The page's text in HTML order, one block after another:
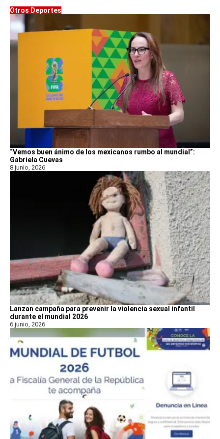
Otros Deportes
“Vemos buen ánimo de los mexicanos rumbo al mundial”:
Gabriela Cuevas
8 junio, 2026
Lanzan campaña para prevenir la violencia sexual infantil
durante el mundial 2026
6 junio, 2026